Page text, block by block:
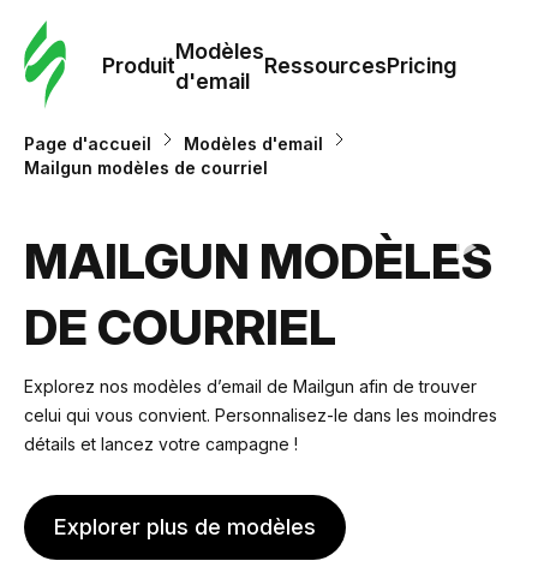
Produit
Modèles
d'email
RessourcesPricing
Page d'accueil
Modèles d'email
Mailgun modèles de courriel
MAILGUN MODÈLES
DE COURRIEL
Explorez nos modèles d’email de Mailgun afin de trouver
celui qui vous convient. Personnalisez-le dans les moindres
détails et lancez votre campagne !
Explorer plus de modèles